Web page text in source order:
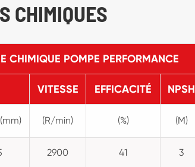
CHIMIQUES
CHIMIQUE POMPE PERFORMANCE
VITESSE EFFICACITÉ NPSH
(R/min) (%) (M)
2900 41 3